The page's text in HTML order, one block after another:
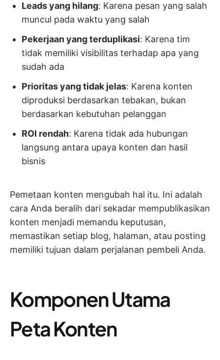
Leads yang hilang: Karena pesan yang salah
muncul pada waktu yang salah
Pekerjaan yang terduplikasi: Karena tim
tidak memiliki visibilitas terhadap apa yang
sudah ada
Prioritas yang tidak jelas: Karena konten
diproduksi berdasarkan tebakan, bukan
berdasarkan kebutuhan pelanggan
ROI rendah: Karena tidak ada hubungan
langsung antara upaya konten dan hasil
bisnis
Pemetaan konten mengubah hal itu. Ini adalah
cara Anda beralih dari sekadar mempublikasikan
konten menjadi memandu keputusan,
memastikan setiap blog, halaman, atau posting
memiliki tujuan dalam perjalanan pembeli Anda.
Komponen Utama
Peta Konten